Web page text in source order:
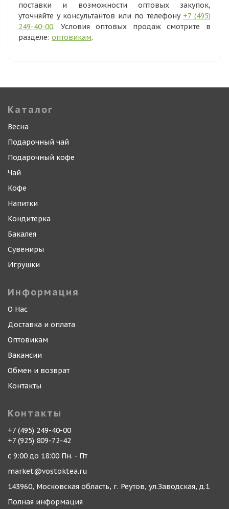
поставки и возможности оптовых закупок,
уточняйте у консультантов или по телефону +7 (495)
249-40-00. Условия оптовых продаж смотрите в
разделе: оптовикам.
Каталог
Весна
Подарочный чай
Подарочный кофе
Чай
Кофе
Напитки
Кондитерка
Бакалея
Сувениры
Игрушки
Информация
О Нас
Доставка и оплата
Оптовикам
Вакансии
Обмен и возврат
Контакты
Контакты
+7 (495) 249-40-00
+7 (925) 809-72-42
с 9:00 до 18:00 Пн. - Пт
market@vostoktea.ru
143960, Московская область, г. Реутов, ул.Заводская, д.1
Полная информация